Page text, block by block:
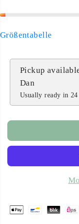
P
IGrößentabelle
Pickup
Dan
Usually ready in 24